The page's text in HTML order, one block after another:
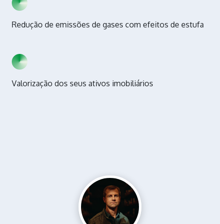
Redução de emissões de gases com efeitos de estufa
Valorização dos seus ativos imobiliários